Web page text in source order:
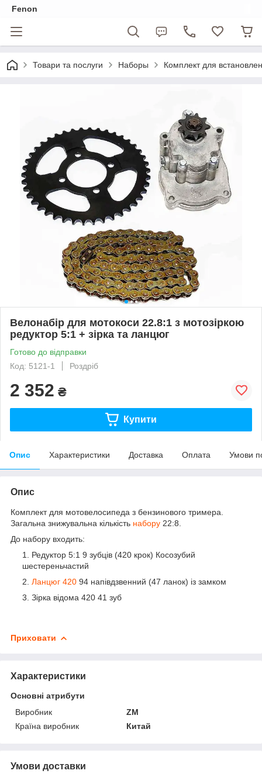
Fenon
Товари та послуги Наборы Комплект для
Велонабір для мотокоси 22.8:1 з мотозіркою
редуктор 5:1 + зірка та ланцюг
Готово до відправки
Код: 5121-1
Роздріб
2 352 ₴
Купити
Опис Характеристики Доставка Оплата Умови
Опис
Комплект для мотовелосипеда з бензинового тримера.
Загальна знижувальна кількість набору 22:8.
До набору входить:
Редуктор 5:1 9 зубців (420 крок) Косозубий
шестереньчастий
Ланцюг 420 94 напівдзвенний (47 ланок) із замком
Зірка відома 420 41 зуб
Приховати
Характеристики
Основні атрибути
Виробник
ZM
Країна виробник
Китай
Умови доставки